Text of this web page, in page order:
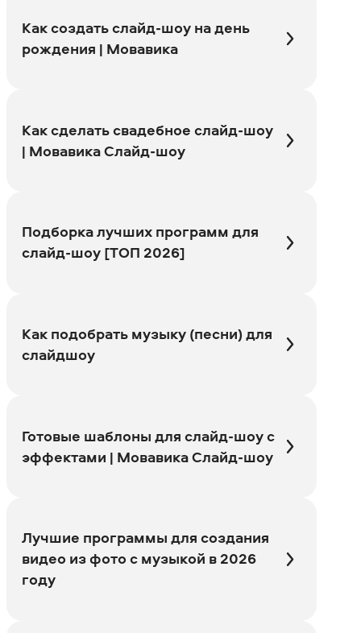
Как создать слайд-шоу на день
рождения | Мовавика
Как сделать свадебное слайд-шоу
| Мовавика Слайд-шоу
Подборка лучших программ для
слайд-шоу [ТОП 2026]
Как подобрать музыку (песни) для
слайдшоу
Готовые шаблоны для слайд-шоу с
эффектами | Мовавика Слайд-шоу
Лучшие программы для создания
видео из фото с музыкой в 2026
году